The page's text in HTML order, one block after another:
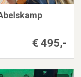
€ 495,-